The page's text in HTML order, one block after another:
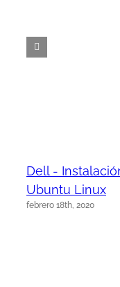
Dell -
Ubuntu Linux
febrero 18th, 2020